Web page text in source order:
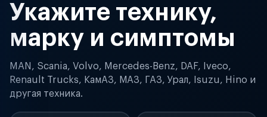
Укажите технику,
марку и симптомы
MAN, Scania, Volvo, Mercedes-Benz, DAF, Iveco,
Renault Trucks, КамАЗ, МАЗ, ГАЗ, Урал, Isuzu, Hino и
другая техника.